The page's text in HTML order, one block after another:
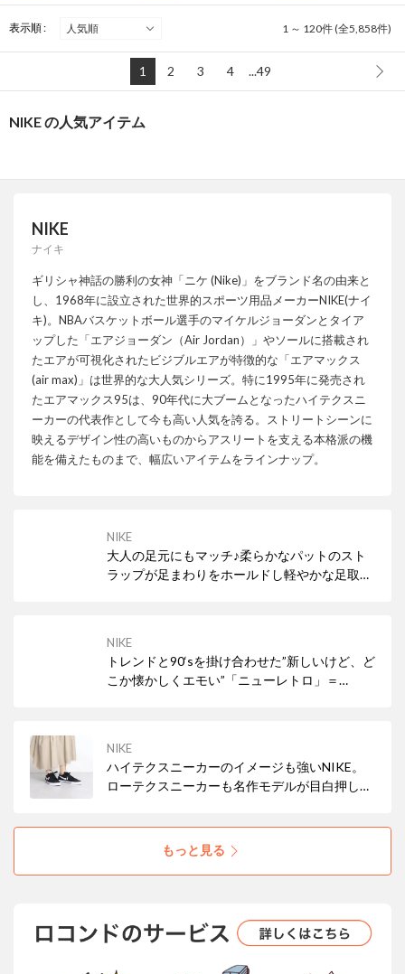
表示順 : 1 ～ 120件 (全5,858件)
1 2 3 4 ...49
NIKE の人気アイテム
NIKE
ナイキ
ギリシャ神話の勝利の女神「ニケ (Nike)」をブランド名の由来と
し、1968年に設立された世界的スポーツ用品メーカーNIKE(ナイ
キ)。NBAバスケットボール選手のマイケルジョーダンとタイア
ップした「エアジョーダン（Air Jordan）」やソールに搭載され
たエアが可視化されたビジブルエアが特徴的な「エアマックス
(air max)」は世界的な大人気シリーズ。特に1995年に発売され
たエアマックス95は、90年代に大ブームとなったハイテクスニ
ーカーの代表作として今も高い人気を誇る。ストリートシーンに
映えるデザイン性の高いものからアスリートを支える本格派の機
能を備えたものまで、幅広いアイテムをラインナップ。
NIKE
大人の足元にもマッチ♪柔らかなパットのスト
ラップが足まわりをホールドし軽やかな足取り
NIKE
トレンドと90‘sを掛け合わせた”新しいけど、ど
こか懐かしくエモい”「ニューレトロ」＝
ツ限定モデルが数量限定でリリース。
NIKE
ハイテクスニーカーのイメージも強いNIKE。
ローテクスニーカーも名作モデルが目白押し！
もっと見る